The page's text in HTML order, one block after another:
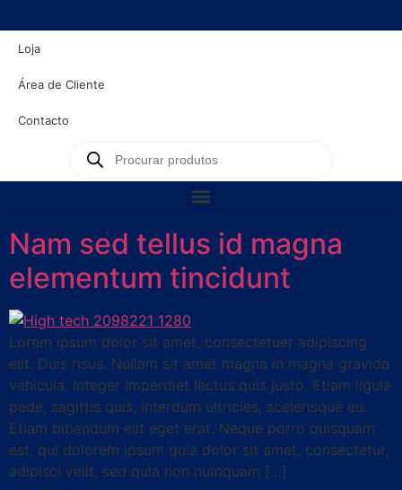
Loja
Área de Cliente
Contacto
Nam sed tellus id magna
elementum tincidunt
Lorem ipsum dolor sit amet, consectetuer adipiscing
elit. Duis risus. Nullam sit amet magna in magna gravida
vehicula. Integer imperdiet lectus quis justo. Etiam ligula
pede, sagittis quis, interdum ultricies, scelerisque eu.
Etiam bibendum elit eget erat. Neque porro quisquam
est, qui dolorem ipsum quia dolor sit amet, consectetur,
adipisci velit, sed quia non numquam […]